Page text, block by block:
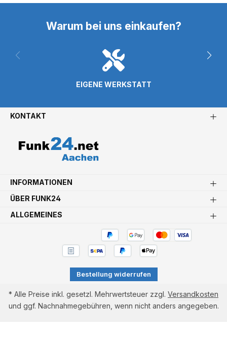
Warum bei uns einkaufen?
EIGENE WERKSTATT
KONTAKT
INFORMATIONEN
ÜBER FUNK24
ALLGEMEINES
Bestellung widerrufen
* Alle Preise inkl. gesetzl. Mehrwertsteuer zzgl. Versandkosten
und ggf. Nachnahmegebühren, wenn nicht anders angegeben.